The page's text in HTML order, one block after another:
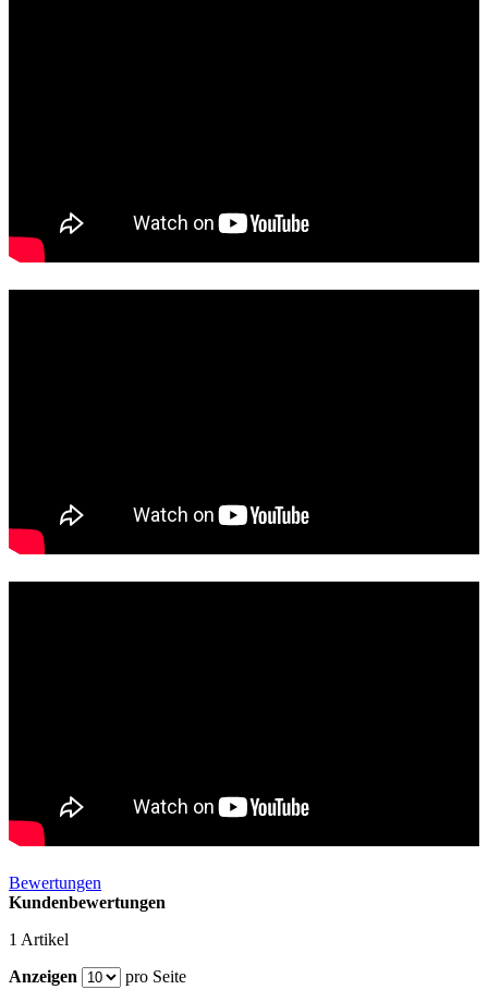
Bewertungen
Kundenbewertungen
1 Artikel
Anzeigen
pro Seite